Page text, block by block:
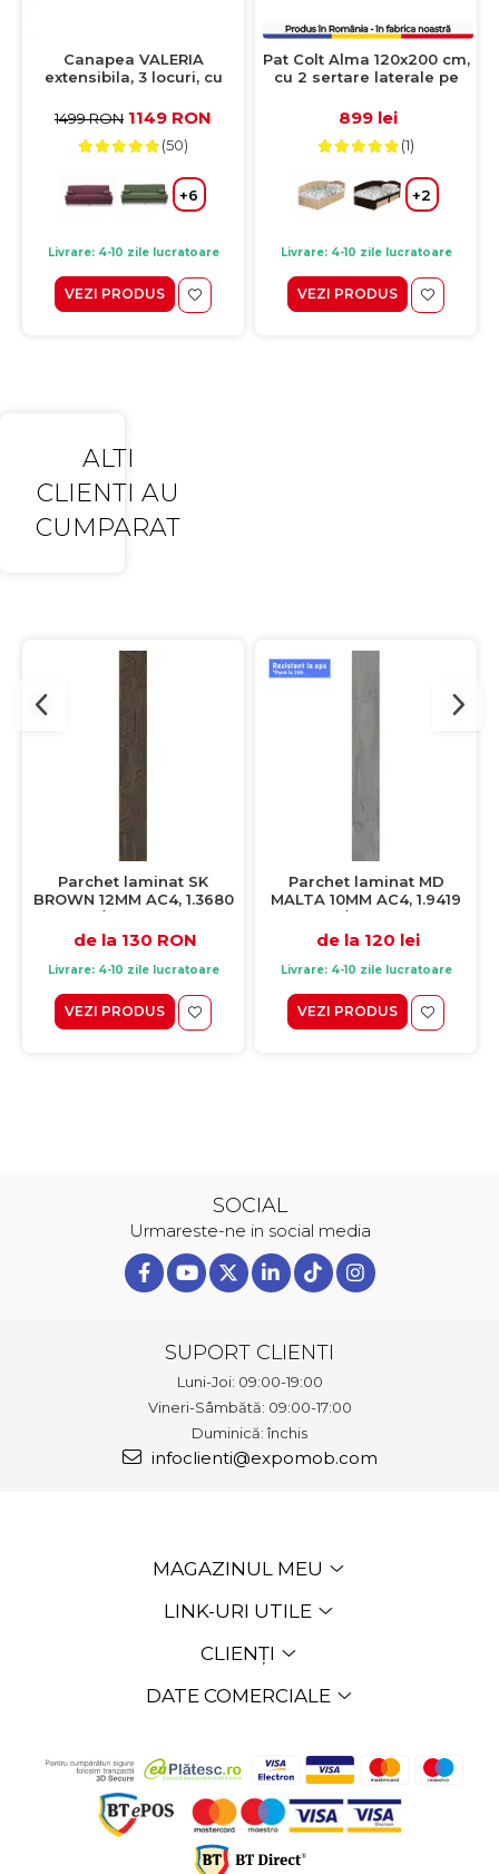
Canapea VALERIA
extensibila, 3 locuri, cu
cappuccino, 190x82x83 cm
1499 RON 1149 RON
(50)
+6
Livrare: 4-10 zile lucratoare
VEZI PRODUS
Pat Colt Alma 120x200 cm,
cu 2 sertare laterale pe
pin antichizat
899 lei
(1)
+2
Livrare: 4-10 zile lucratoare
VEZI PRODUS
ALTI
CLIENTI AU
CUMPARAT
Parchet laminat SK
BROWN 12MM AC4, 1.3680
mp / cutie, maro
de la 130 RON
Livrare: 4-10 zile lucratoare
VEZI PRODUS
Parchet laminat MD
MALTA 10MM AC4, 1.9419
mp / cutie, gri
de la 120 lei
Livrare: 4-10 zile lucratoare
VEZI PRODUS
SOCIAL
Urmareste-ne in social media
SUPORT CLIENTI
Luni-Joi: 09:00-19:00
Vineri-Sâmbătă: 09:00-17:00
Duminică: închis
infoclienti@expomob.com
MAGAZINUL MEU
LINK-URI UTILE
CLIENȚI
DATE COMERCIALE